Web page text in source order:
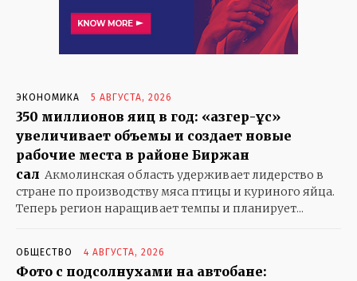
ЭКОНОМИКА 5 АВГУСТА, 2026
350 миллионов яиц в год: «Қазгер-Құс»
увеличивает объемы и создает новые
рабочие места в районе Биржан
сал Акмолинская область удерживает лидерство в
стране по производству мяса птицы и куриного яйца.
Теперь регион наращивает темпы и планирует...
ОБЩЕСТВО 4 АВГУСТА, 2026
Фото с подсолнухами на автобане: